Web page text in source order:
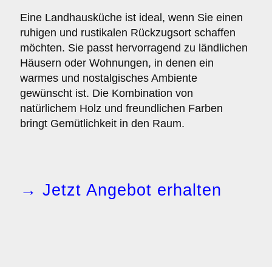
Eine Landhausküche ist ideal, wenn Sie einen
ruhigen und rustikalen Rückzugsort schaffen
möchten. Sie passt hervorragend zu ländlichen
Häusern oder Wohnungen, in denen ein
warmes und nostalgisches Ambiente
gewünscht ist. Die Kombination von
natürlichem Holz und freundlichen Farben
bringt Gemütlichkeit in den Raum.
→ Jetzt Angebot erhalten